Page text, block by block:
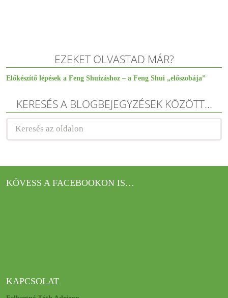
EZEKET OLVASTAD MÁR?
Előkészítő lépések a Feng Shuizáshoz – a Feng Shui „előszobája”
KERESÉS A BLOGBEJEGYZÉSEK KÖZÖTT…
KÖVESS A FACEBOOKON IS…
KAPCSOLAT